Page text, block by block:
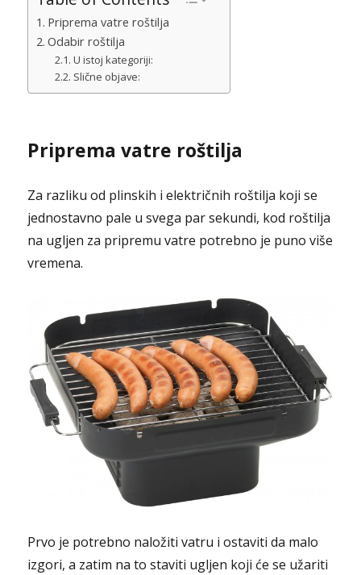
Priprema vatre roštilja
Odabir roštilja
U istoj kategoriji:
Slične objave:
Priprema vatre roštilja
Za razliku od plinskih i električnih roštilja koji se
jednostavno pale u svega par sekundi, kod roštilja
na ugljen za pripremu vatre potrebno je puno više
vremena.
Prvo je potrebno naložiti vatru i ostaviti da malo
izgori, a zatim na to staviti ugljen koji će se užariti